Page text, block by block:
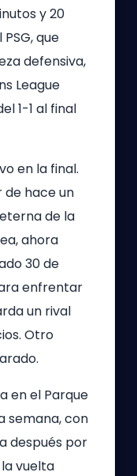
y 20
que
defensiva,
League
1-1 al final
en la final.
de hace un
de la
ahora
30 de
enfrentar
un rival
Otro
en el Parque
semana, con
después por
vuelta